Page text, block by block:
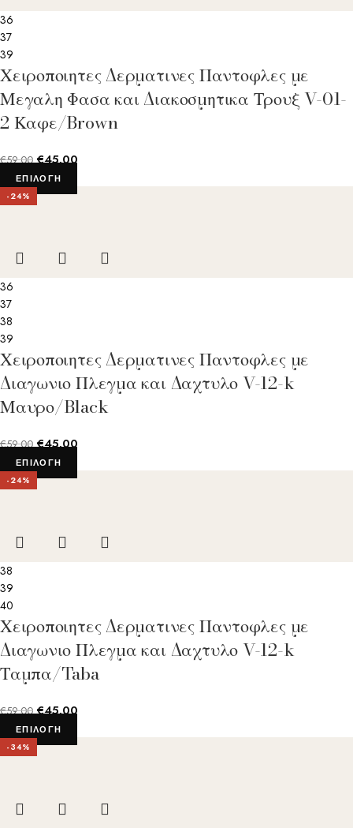
36
37
39
Χειροποιητες Δερματινες Παντοφλες με
Μεγαλη Φασα και Διακοσμητικα Τρουξ V-01-
2 Καφε/Brown
€59.00 €45.00
ΕΠΙΛΟΓΉ
-24%
36
37
38
39
Χειροποιητες Δερματινες Παντοφλες με
Διαγωνιο Πλεγμα και Δαχτυλο V-12-k
Μαυρο/Black
€59.00 €45.00
ΕΠΙΛΟΓΉ
-24%
38
39
40
Χειροποιητες Δερματινες Παντοφλες με
Διαγωνιο Πλεγμα και Δαχτυλο V-12-k
Ταμπα/Taba
€59.00 €45.00
ΕΠΙΛΟΓΉ
-34%